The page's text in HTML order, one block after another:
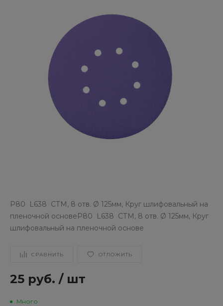
P80 L638 СТМ, 8 отв. Ø 125мм, Круг шлифовальный на
пленочной основеP80 L638 СТМ, 8 отв. Ø 125мм, Круг
шлифовальный на пленочной основе
СРАВНИТЬ ОТЛОЖИТЬ
25 руб. / шт
Много